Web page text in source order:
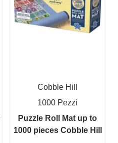
Cobble Hill
1000 Pezzi
Puzzle Roll Mat up to
1000 pieces Cobble Hill